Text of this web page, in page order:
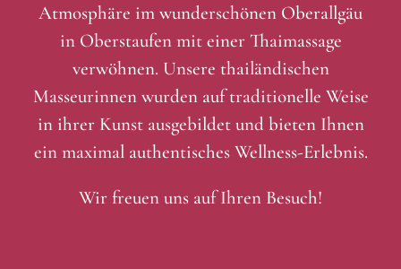
Atmosphäre im wunderschönen Oberallgäu
in Oberstaufen mit einer Thaimassage
verwöhnen. Unsere thailändischen
Masseurinnen wurden auf traditionelle Weise
in ihrer Kunst ausgebildet und bieten Ihnen
ein maximal authentisches Wellness-Erlebnis.
Wir freuen uns auf Ihren Besuch!